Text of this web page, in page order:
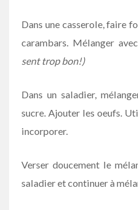
Dans une casserole, faire
carambars. Mélanger
sent trop bon!)
Dans un saladier,
sucre. Ajouter les oeufs.
incorporer.
Verser doucement le
saladier et continuer à